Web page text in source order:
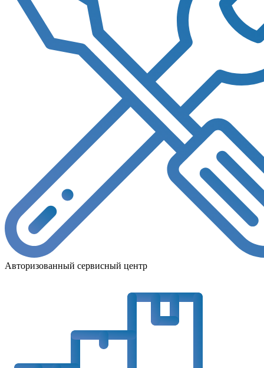
Авторизованный сервисный центр